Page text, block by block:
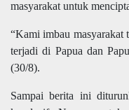
masyarakat untuk
“Kami imbau masyarakat
terjadi di Papua dan
(30/8).
Sampai berita ini